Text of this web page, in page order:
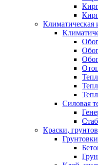
Климатическая
Силовая
Краски,
Грунтовки